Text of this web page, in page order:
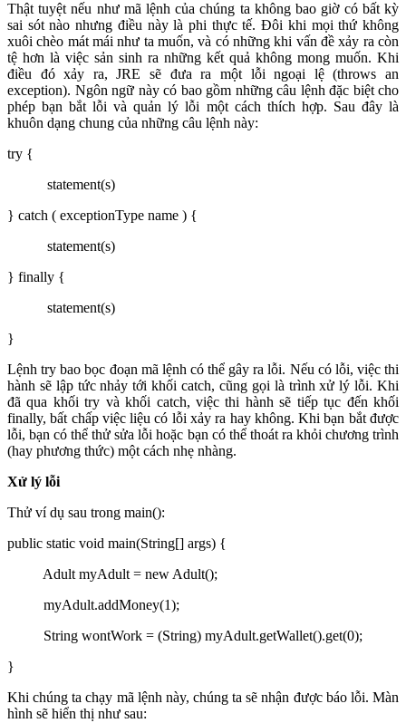
Thật tuyệt nếu như mã lệnh của chúng ta không bao giờ có bất kỳ
sai sót nào nhưng điều này là phi thực tế. Đôi khi mọi thứ không
xuôi chèo mát mái như ta muốn, và có những khi vấn đề xảy ra còn
tệ hơn là việc sản sinh ra những kết quả không mong muốn. Khi
điều đó xảy ra, JRE sẽ đưa ra một lỗi ngoại lệ (throws an
exception). Ngôn ngữ này có bao gồm những câu lệnh đặc biệt cho
phép bạn bắt lỗi và quản lý lỗi một cách thích hợp. Sau đây là
khuôn dạng chung của những câu lệnh này:
try {
statement(s)
} catch ( exceptionType name ) {
statement(s)
} finally {
statement(s)
}
Lệnh try bao bọc đoạn mã lệnh có thể gây ra lỗi. Nếu có lỗi, việc thi
hành sẽ lập tức nhảy tới khối catch, cũng gọi là trình xử lý lỗi. Khi
đã qua khối try và khối catch, việc thi hành sẽ tiếp tục đến khối
finally, bất chấp việc liệu có lỗi xảy ra hay không. Khi bạn bắt được
lỗi, bạn có thể thử sửa lỗi hoặc bạn có thể thoát ra khỏi chương trình
(hay phương thức) một cách nhẹ nhàng.
Xử lý lỗi
Thử ví dụ sau trong main():
public static void main(String[] args) {
Adult myAdult = new Adult();
myAdult.addMoney(1);
String wontWork = (String) myAdult.getWallet().get(0);
}
Khi chúng ta chạy mã lệnh này, chúng ta sẽ nhận được báo lỗi. Màn
hình sẽ hiển thị như sau: